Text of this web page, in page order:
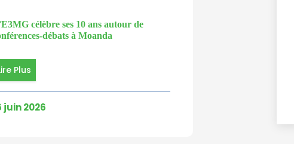
célèbre ses 10 ans autour de
débats à Moanda
Plus
juin 2026